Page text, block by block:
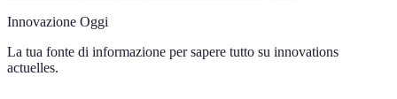
Innovazione Oggi
La tua fonte di informazione per sapere tutto su innovations
actuelles.